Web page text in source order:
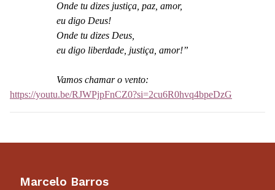
Onde tu dizes justiça, paz, amor,
eu digo Deus!
Onde tu dizes Deus,
eu digo liberdade, justiça, amor!”
Vamos chamar o vento:
https://youtu.be/RJWPjpFnCZ0?si=2cu6R0hvq4bpeDzG
Marcelo Barros